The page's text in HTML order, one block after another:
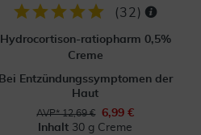
(32 )
Hydrocortison-ratiopharm 0,5%
Creme
Bei Entzündungssymptomen der
Haut
AVP* 12,69 €
6,99 €
Inhalt 30 g Creme